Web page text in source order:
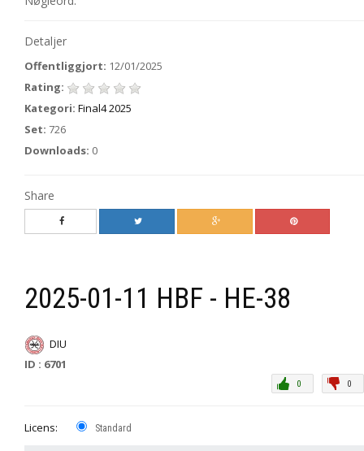
Detaljer
Offentliggjort: 12/01/2025
Rating:
Kategori: Final4 2025
Set: 726
Downloads: 0
Share
2025-01-11 HBF - HE-38
DIU
ID : 6701
0
0
Licens: Standard